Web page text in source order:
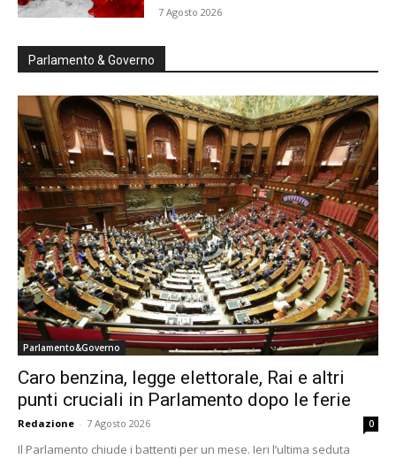
7 Agosto 2026
Parlamento & Governo
Parlamento&Governo
Caro benzina, legge elettorale, Rai e altri
punti cruciali in Parlamento dopo le ferie
Redazione - 7 Agosto 2026 0
Il Parlamento chiude i battenti per un mese. Ieri l’ultima seduta